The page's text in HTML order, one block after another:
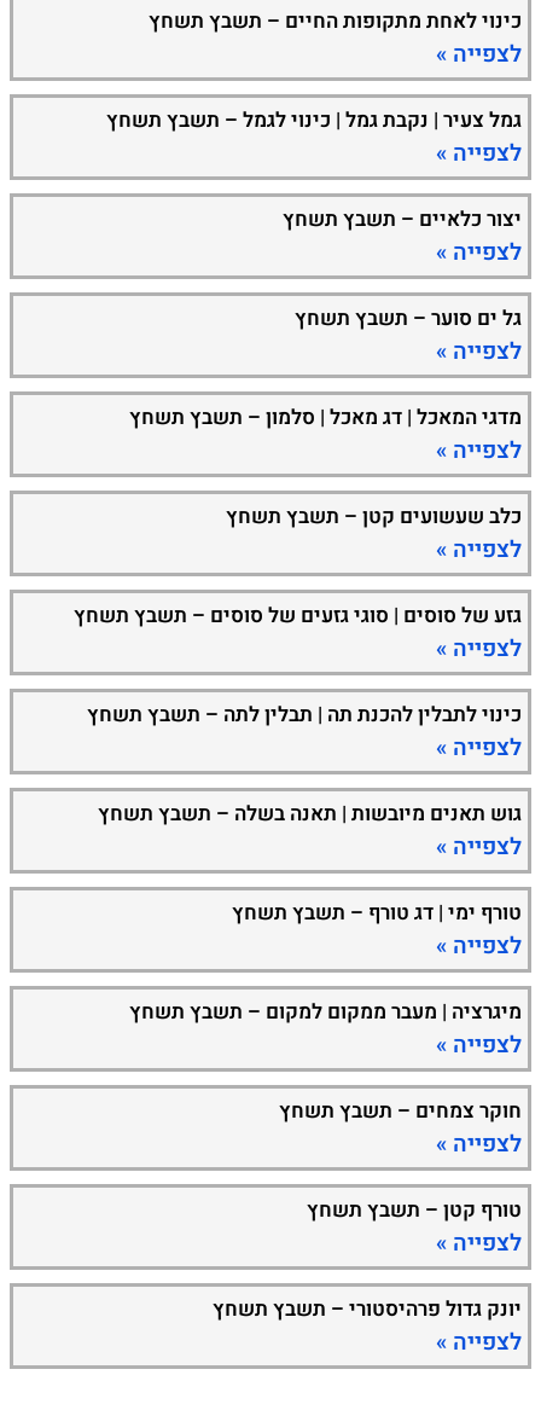
כינוי לאחת מתקופות החיים – תשבץ תשחץ
לצפייה »
גמל צעיר | נקבת גמל | כינוי לגמל – תשבץ תשחץ
לצפייה »
יצור כלאיים – תשבץ תשחץ
לצפייה »
גל ים סוער – תשבץ תשחץ
לצפייה »
מדגי המאכל | דג מאכל | סלמון – תשבץ תשחץ
לצפייה »
כלב שעשועים קטן – תשבץ תשחץ
לצפייה »
גזע של סוסים | סוגי גזעים של סוסים – תשבץ תשחץ
לצפייה »
כינוי לתבלין להכנת תה | תבלין לתה – תשבץ תשחץ
לצפייה »
גוש תאנים מיובשות | תאנה בשלה – תשבץ תשחץ
לצפייה »
טורף ימי | דג טורף – תשבץ תשחץ
לצפייה »
מיגרציה | מעבר ממקום למקום – תשבץ תשחץ
לצפייה »
חוקר צמחים – תשבץ תשחץ
לצפייה »
טורף קטן – תשבץ תשחץ
לצפייה »
יונק גדול פרהיסטורי – תשבץ תשחץ
לצפייה »